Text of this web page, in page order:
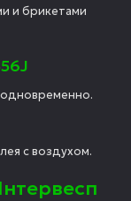
и брикетами
с воздухом.